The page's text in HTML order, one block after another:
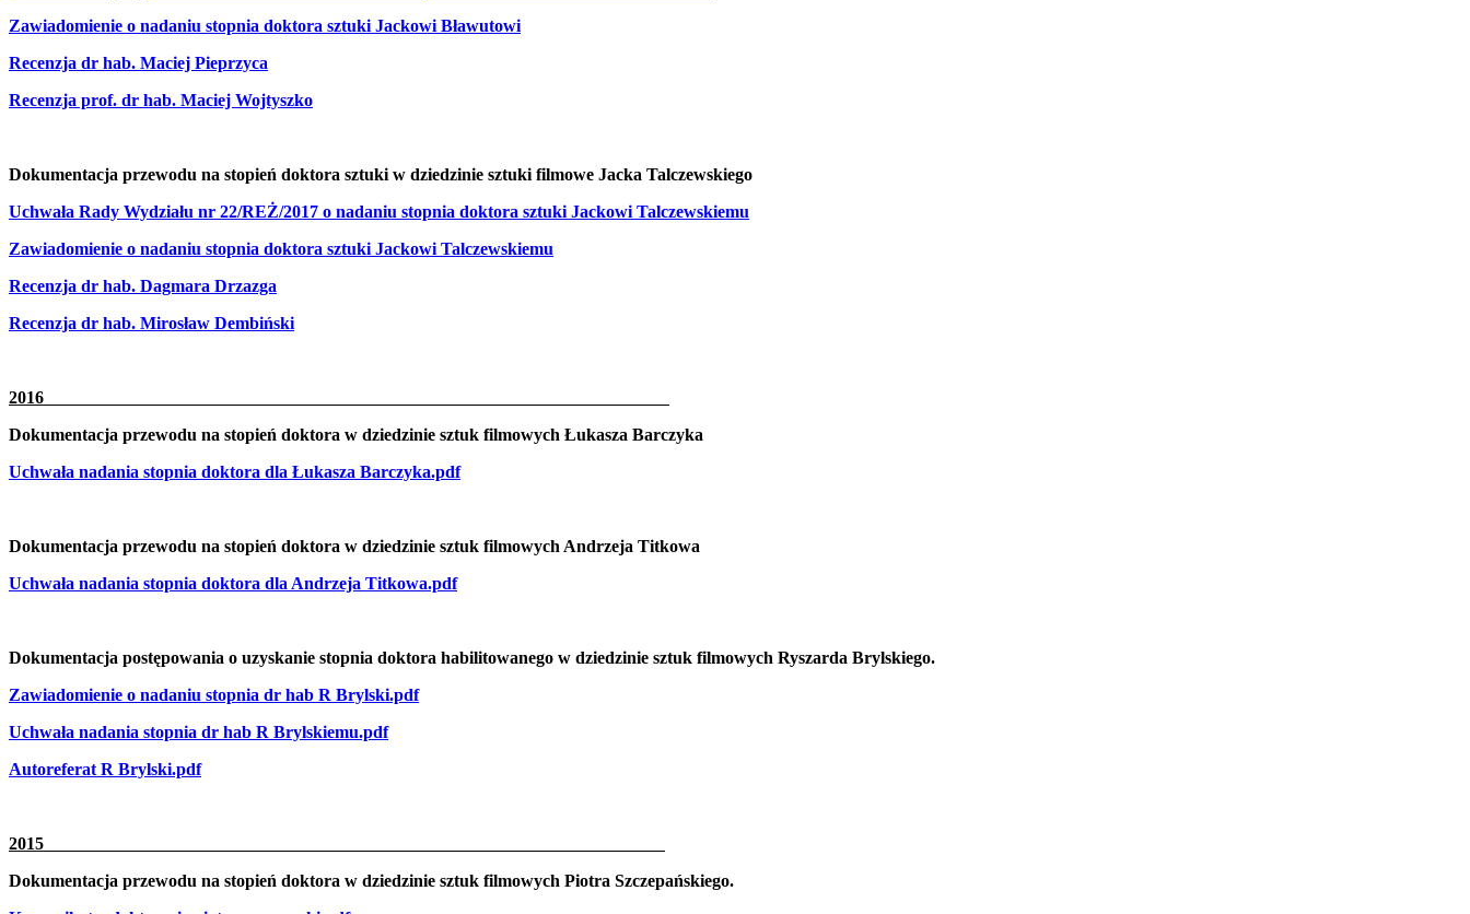
Zawiadomienie o nadaniu stopnia doktora sztuki Jackowi Bławutowi
Recenzja dr hab. Maciej Pieprzyca
Recenzja prof. dr hab. Maciej Wojtyszko
Dokumentacja przewodu na stopień doktora sztuki w dziedzinie sztuki filmowe Jacka Talczewskiego
Uchwała Rady Wydziału nr 22/REŻ/2017 o nadaniu stopnia doktora sztuki Jackowi Talczewskiemu
Zawiadomienie o nadaniu stopnia doktora sztuki Jackowi Talczewskiemu
Recenzja dr hab. Dagmara Drzazga
Recenzja dr hab. Mirosław Dembiński
2016
Dokumentacja przewodu na stopień doktora w dziedzinie sztuk filmowych Łukasza Barczyka
Uchwała nadania stopnia doktora dla Łukasza Barczyka.pdf
Dokumentacja przewodu na stopień doktora w dziedzinie sztuk filmowych Andrzeja Titkowa
Uchwała nadania stopnia doktora dla Andrzeja Titkowa.pdf
Dokumentacja postępowania o uzyskanie stopnia doktora habilitowanego w dziedzinie sztuk filmowych Ryszarda Brylskiego.
Zawiadomienie o nadaniu stopnia dr hab R Brylski.pdf
Uchwała nadania stopnia dr hab R Brylskiemu.pdf
Autoreferat R Brylski.pdf
2015
Dokumentacja przewodu na stopień doktora w dziedzinie sztuk filmowych Piotra Szczepańskiego.